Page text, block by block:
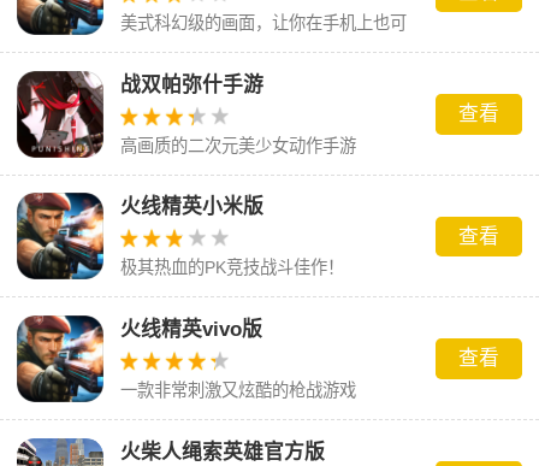
美式科幻级的画面，让你在手机上也可
以体验到机制的枪战乐趣
战双帕弥什手游
高画质的二次元美少女动作手游
查看
火线精英小米版
极其热血的PK竞技战斗佳作！
查看
火线精英vivo版
一款非常刺激又炫酷的枪战游戏
查看
火柴人绳索英雄官方版